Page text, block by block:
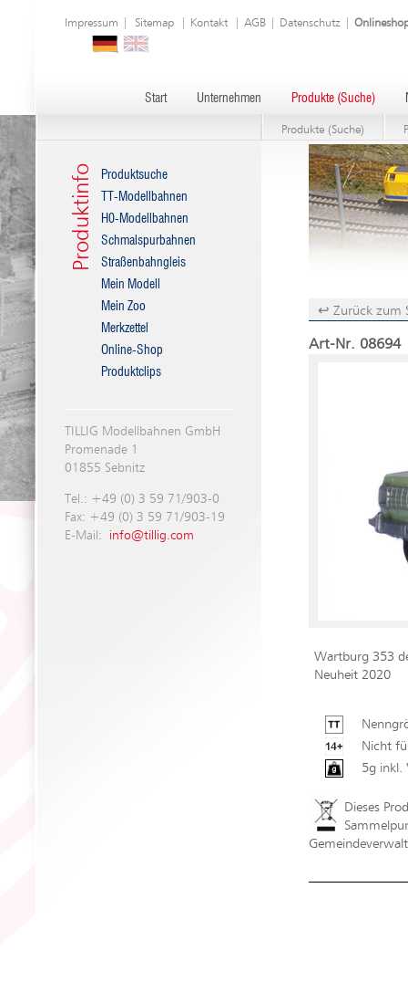
Impressum Sitemap Kontakt AGB Datenschutz
Start Unternehmen Produkte (Suche)
Produkte (Suche)
Produktinfo
Produktsuche
TT-Modellbahnen
H0-Modellbahnen
Schmalspurbahnen
Straßenbahngleis
Mein Modell
Mein Zoo
Merkzettel
Online-Shop
Produktclips
TILLIG Modellbahnen GmbH
Promenade 1
01855 Sebnitz
Tel.: +49 (0) 3 59 71/903-0
Fax: +49 (0) 3 59 71/903-19
E-Mail: info@tillig.com
↩ Zurück zum
Art-Nr. 08694
Wartburg 353
Neuheit 2020
Nicht
5g inkl.
Dieses